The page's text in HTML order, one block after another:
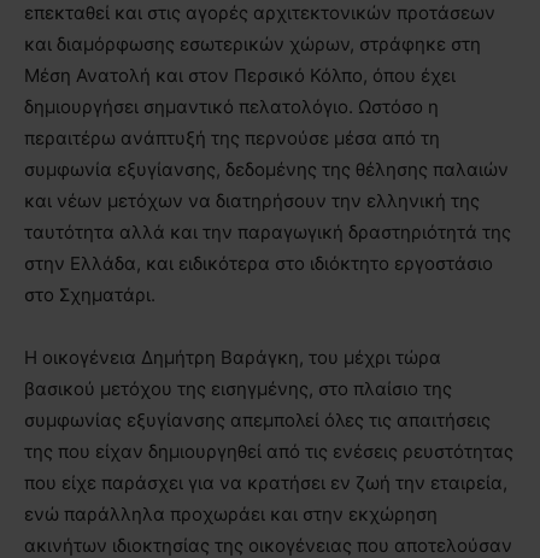
επεκταθεί και στις αγορές αρχιτεκτονικών προτάσεων
και διαμόρφωσης εσωτερικών χώρων, στράφηκε στη
Μέση Ανατολή και στον Περσικό Κόλπο, όπου έχει
δημιουργήσει σημαντικό πελατολόγιο. Ωστόσο η
περαιτέρω ανάπτυξή της περνούσε μέσα από τη
συμφωνία εξυγίανσης, δεδομένης της θέλησης παλαιών
και νέων μετόχων να διατηρήσουν την ελληνική της
ταυτότητα αλλά και την παραγωγική δραστηριότητά της
στην Ελλάδα, και ειδικότερα στο ιδιόκτητο εργοστάσιο
στο Σχηματάρι.
Η οικογένεια Δημήτρη Βαράγκη, του μέχρι τώρα
βασικού μετόχου της εισηγμένης, στο πλαίσιο της
συμφωνίας εξυγίανσης απεμπολεί όλες τις απαιτήσεις
της που είχαν δημιουργηθεί από τις ενέσεις ρευστότητας
που είχε παράσχει για να κρατήσει εν ζωή την εταιρεία,
ενώ παράλληλα προχωράει και στην εκχώρηση
ακινήτων ιδιοκτησίας της οικογένειας που αποτελούσαν